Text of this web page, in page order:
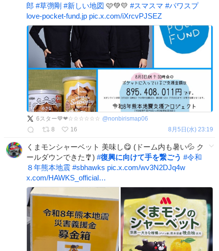
郎 #草彅剛 #新しい地図 🩷💚💛 #スマスマ #パワスプ
love-pocket-fund.jp pic.x.com/iXrcvPJSEZ
6スター💙❤☆☆☆☆☆☆ @nonbirismap06
8
16 8月5日(水) 23:19
くまモンシャーベット 美味し😋 (ドーム内も暑い💦 ク
ールダウンできた🎐) #復興に向けて手を繋ごう #令和
８年熊本地震 #sbhawks pic.x.com/wv3N2DJq4w
x.com/HAWKS_official…